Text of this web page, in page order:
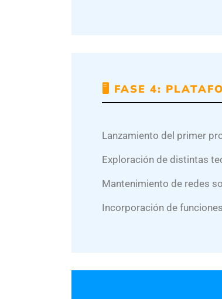
🖥️ FASE 4:
Lanzamiento del primer
Exploración de distintas
Mantenimiento de redes
Incorporación de